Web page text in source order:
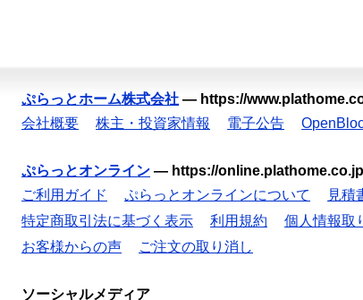
ぷらっとホーム株式会社 — https://
会社概要
株主・投資家情報 電子公告
ぷらっとオンライン — https://
ご利用ガイド
ぷらっとオンラインについて 見積
特定商取引法に基づく表示
利用規約 個人情報取
お客様からの声
ご注文の取り消し
ソーシャルメディア